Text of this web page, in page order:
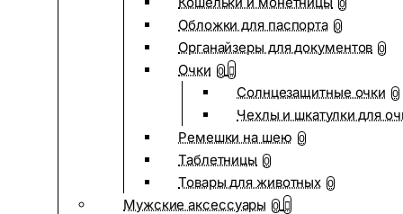
0
Обложки для паспорта 0
Органайзеры для документов 0
Очки 0
Солнцезащитные очки 0
Чехлы и шкатулки для
Ремешки на шею 0
Таблетницы 0
Товары для животных 0
Мужские аксессуары 0